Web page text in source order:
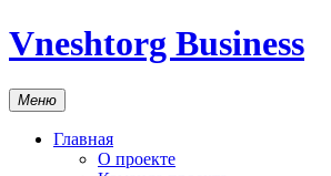
Vneshtorg Business
Меню
Главная
О проекте